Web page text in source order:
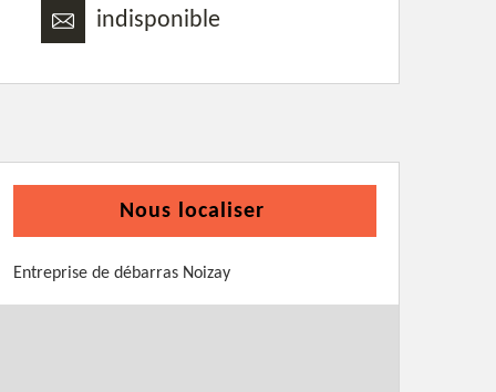
indisponible
Nous localiser
Entreprise de débarras Noizay